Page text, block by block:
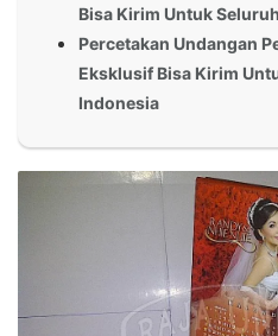
Bisa Kirim Untuk
Percetakan Undangan
Eksklusif Bisa Kirim
Indonesia